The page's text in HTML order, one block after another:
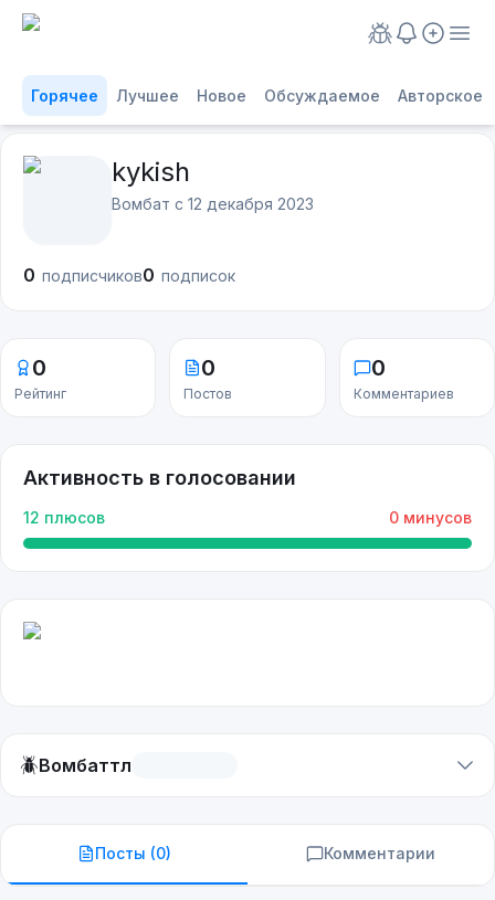
Горячее Лучшее Новое Обсуждаемое Авторское
kykish
Вомбат с 12 декабря 2023
0 подписчиков0 подписок
0
Рейтинг
0
Постов
0
Комментариев
Активность в голосовании
12 плюсов 0 минусов
🪲Вомбаттл
Посты (0) Комментарии